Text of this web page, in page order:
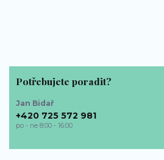
Potřebujete poradit?
Jan Bidař
+420 725 572 981
po - ne 8:00 - 16:00